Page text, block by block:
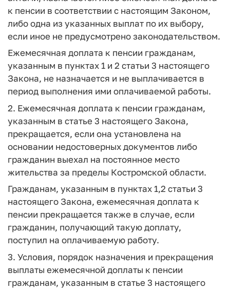
к пенсии в соответствии с настоящим Законом,
либо одна из указанных выплат по их выбору,
если иное не предусмотрено законодательством.
Ежемесячная доплата к пенсии гражданам,
указанным в пунктах 1 и 2 статьи 3 настоящего
Закона, не назначается и не выплачивается в
период выполнения ими оплачиваемой работы.
2. Ежемесячная доплата к пенсии гражданам,
указанным в статье 3 настоящего Закона,
прекращается, если она установлена на
основании недостоверных документов либо
гражданин выехал на постоянное место
жительства за пределы Костромской области.
Гражданам, указанным в пунктах 1,2 статьи 3
настоящего Закона, ежемесячная доплата к
пенсии прекращается также в случае, если
гражданин, получающий такую доплату,
поступил на оплачиваемую работу.
3. Условия, порядок назначения и прекращения
выплаты ежемесячной доплаты к пенсии
гражданам, указанным в статье 3 настоящего